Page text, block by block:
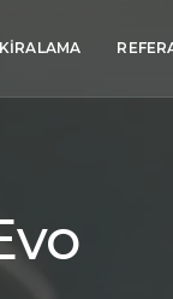
KIRALAMA